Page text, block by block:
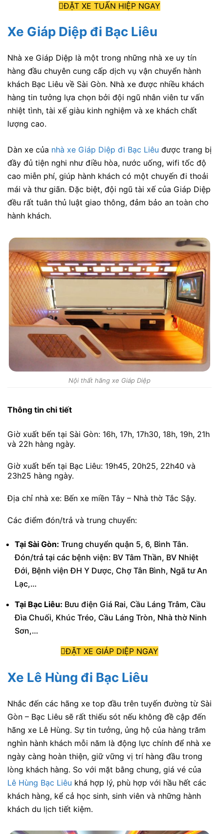
ĐẶT XE TUẤN HIỆP NGAY
Xe Giáp Diệp đi Bạc Liêu
Nhà xe Giáp Diệp là một trong những nhà xe uy tín
hàng đầu chuyên cung cấp dịch vụ vận chuyển hành
khách Bạc Liêu về Sài Gòn. Nhà xe được nhiều khách
hàng tin tưởng lựa chọn bởi đội ngũ nhân viên tư vấn
nhiệt tình, tài xế giàu kinh nghiệm và xe khách chất
lượng cao.
Dàn xe của nhà xe Giáp Diệp đi Bạc Liêu được trang bị
đầy đủ tiện nghi như điều hòa, nước uống, wifi tốc độ
cao miễn phí, giúp hành khách có một chuyến đi thoải
mái và thư giãn. Đặc biệt, đội ngũ tài xế của Giáp Diệp
đều rất tuân thủ luật giao thông, đảm bảo an toàn cho
hành khách.
Nội thất hãng xe Giáp Diệp
Thông tin chi tiết
Giờ xuất bến tại Sài Gòn: 16h, 17h, 17h30, 18h, 19h, 21h
và 22h hàng ngày.
Giờ xuất bến tại Bạc Liêu: 19h45, 20h25, 22h40 và
23h25 hàng ngày.
Địa chỉ nhà xe: Bến xe miền Tây – Nhà thờ Tắc Sậy.
Các điểm đón/trả và trung chuyển:
Tại Sài Gòn: Trung chuyển quận 5, 6, Bình Tân.
Đón/trả tại các bệnh viện: BV Tâm Thần, BV Nhiệt
Đới, Bệnh viện ĐH Y Dược, Chợ Tân Bình, Ngã tư An
Lạc,…
Tại Bạc Liêu: Bưu điện Giá Rai, Cầu Láng Trâm, Cầu
Đìa Chuối, Khúc Tréo, Cầu Láng Tròn, Nhà thờ Ninh
Sơn,…
ĐẶT XE GIÁP DIỆP NGAY
Xe Lê Hùng đi Bạc Liêu
Nhắc đến các hãng xe top đầu trên tuyến đường từ Sài
Gòn – Bạc Liêu sẽ rất thiếu sót nếu không đề cập đến
hãng xe Lê Hùng. Sự tin tưởng, ủng hộ của hàng trăm
nghìn hành khách mỗi năm là động lực chính để nhà xe
ngày càng hoàn thiện, giữ vững vị trí hàng đầu trong
lòng khách hàng. So với mặt bằng chung, giá vé của
Lê Hùng Bạc Liêu khá hợp lý, phù hợp với hầu hết các
khách hàng, kể cả học sinh, sinh viên và những hành
khách du lịch tiết kiệm.